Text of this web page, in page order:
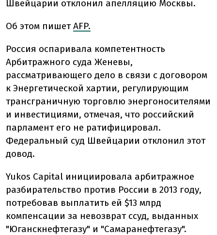
Швейцарии отклонил апелляцию Москвы.
Об этом пишетAFP.
Россия оспаривала компетентность
Арбитражного суда Женевы,
рассматривающего дело в связи с договором
к Энергетической хартии, регулирующим
трансграничную торговлю энергоносителями
и инвестициями, отмечая, что российский
парламент его не ратифицировал.
Федеральный суд Швейцарии отклонил этот
довод.
Yukos Capital инициировала арбитражное
разбирательство против России в 2013 году,
потребовав выплатить ей $13 млрд
компенсации за невозврат ссуд, выданных
"Юганскнефтегазу" и "Самаранефтегазу".